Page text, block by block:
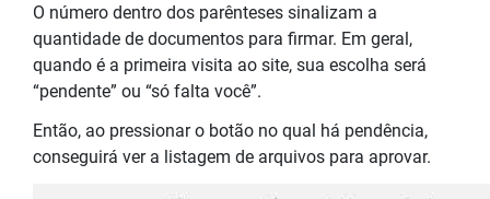
O número dentro dos parênteses sinalizam a
quantidade de documentos para firmar. Em geral,
quando é a primeira visita ao site, sua escolha será
“pendente” ou “só falta você”.
Então, ao pressionar o botão no qual há pendência,
conseguirá ver a listagem de arquivos para aprovar.